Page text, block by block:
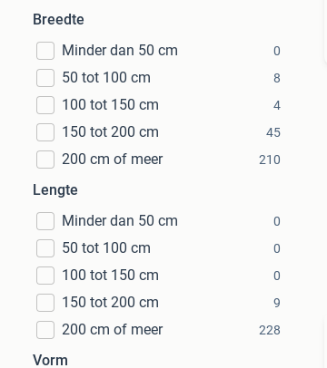
Breedte
Minder dan 50 cm
0
50 tot 100 cm 8
100 tot 150 cm 4
150 tot 200 cm 45
200 cm of meer 210
Lengte
Minder dan 50 cm
0
50 tot 100 cm 0
100 tot 150 cm 0
150 tot 200 cm 9
200 cm of meer 228
Vorm